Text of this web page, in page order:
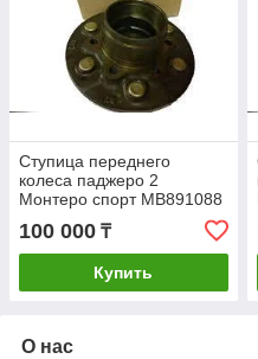
Ступица переднего
колеса паджеро 2
Монтеро спорт MB891088
100 000 ₸
Купить
О нас